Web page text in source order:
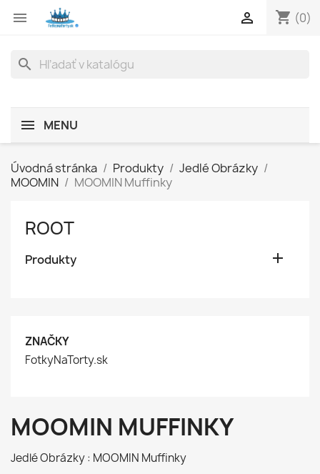
 shopping_cart (0)

search
MENU
Úvodná stránka Produkty
Jedlé Obrázky
MOOMIN
MOOMIN Muffinky
ROOT
Produkty 
ZNAČKY
FotkyNaTorty.sk
MOOMIN MUFFINKY
Jedlé Obrázky : MOOMIN Muffinky